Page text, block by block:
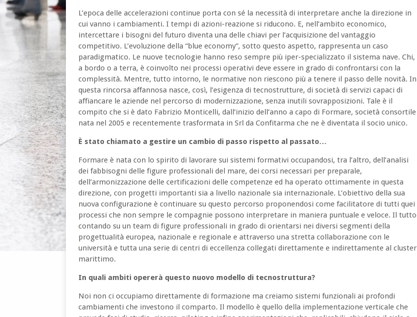
L’epoca delle accelerazioni continue porta con sé la necessità di interpretare anche la direzione in
cui vanno i cambiamenti. I tempi di azioni-reazione si riducono. E, nell’ambito economico,
intercettare i bisogni del futuro diventa una delle chiavi per l’acquisizione del vantaggio
competitivo. L’evoluzione della “blue economy”, sotto questo aspetto, rappresenta un caso
paradigmatico. Le nuove tecnologie hanno reso sempre più iper-specializzato il sistema nave. Chi,
a bordo o a terra, è coinvolto nei processi operativi deve essere in grado di confrontarsi con la
complessità. Mentre, tutto intorno, le normative non riescono più a tenere il passo delle novità. In
questa rincorsa affannosa nasce, così, l’esigenza di tecnostrutture, di società di servizi capaci di
affiancare le aziende nel percorso di modernizzazione, senza inutili sovrapposizioni. Tale è il
compito che si è dato Fabrizio Monticelli, dall’inizio dell’anno a capo di Formare, società consortile
nata nel 2005 e recentemente trasformata in Srl da Confitarma che ne è diventata il socio unico.
È stato chiamato a gestire un cambio di passo rispetto al passato…
Formare è nata con lo spirito di lavorare sui sistemi formativi occupandosi, tra l’altro, dell’analisi
dei fabbisogni delle figure professionali del mare, dei corsi necessari per preparale,
dell’armonizzazione delle certificazioni delle competenze ed ha operato ottimamente in questa
direzione, con progetti importanti sia a livello nazionale sia internazionale. L’obiettivo della sua
nuova configurazione è continuare su questo percorso proponendosi come facilitatore di tutti quei
processi che non sempre le compagnie possono interpretare in maniera puntuale e veloce. Il tutto
contando su un team di figure professionali in grado di orientarsi nei diversi segmenti della
progettualità europea, nazionale e regionale e attraverso una stretta collaborazione con le
università e tutta una serie di centri di eccellenza collegati direttamente e indirettamente al cluster
marittimo.
In quali ambiti opererà questo nuovo modello di tecnostruttura?
Noi non ci occupiamo direttamente di formazione ma creiamo sistemi funzionali ai profondi
cambiamenti che investono il comparto. Il modello è quello della implementazione verticale che